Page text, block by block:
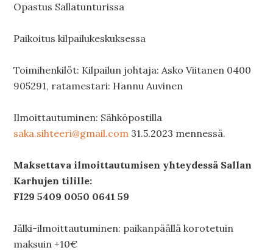
Opastus Sallatunturissa
Paikoitus kilpailukeskuksessa
Toimihenkilöt: Kilpailun johtaja: Asko Viitanen 0400
905291, ratamestari: Hannu Auvinen
Ilmoittautuminen: Sähköpostilla
saka.sihteeri@gmail.com 31.5.2023 mennessä.
Maksettava ilmoittautumisen yhteydessä Sallan
Karhujen tilille:
FI29 5409 0050 0641 59
Jälki-ilmoittautuminen: paikanpäällä korotetuin
maksuin +10€